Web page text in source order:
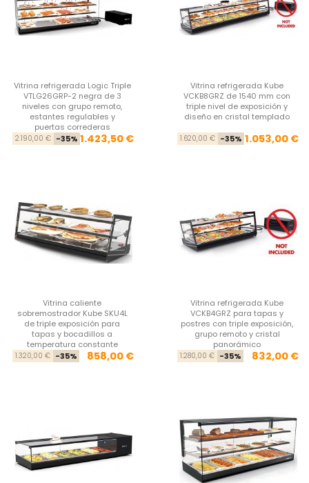
Vitrina refrigerada Logic Triple
VTLG26GRP-2 negra de 3
niveles con grupo remoto,
estantes regulables y
puertas correderas
Precio base
2.190,00 € -35% Precio
1.423,50 €
Vitrina refrigerada Kube
VCKB8GRZ de 1540 mm con
triple nivel de exposición y
diseño en cristal templado
1.620,00 € -35% 1.053,00 €
Vitrina caliente
sobremostrador Kube SKU4L
de triple exposición para
tapas y bocadillos a
temperatura constante
Precio base
1.320,00 € -35% Precio
858,00 €
Vitrina refrigerada Kube
VCKB4GRZ para tapas y
postres con triple exposición,
grupo remoto y cristal
panorámico
1.280,00 € -35% 832,00 €